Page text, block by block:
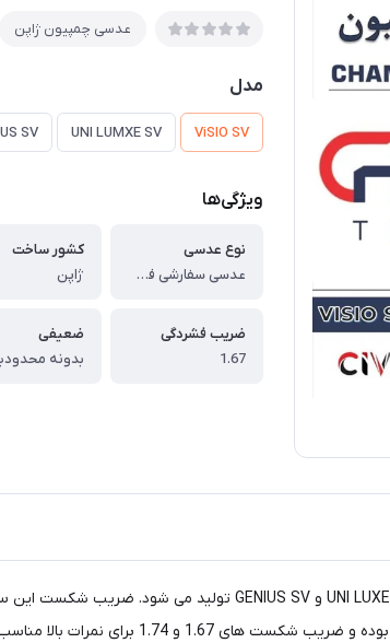
عدسی چمپیون ژاپن
مدل
ViSIO SV
UNI LUMXE SV
SV
ویژگی‌ها
نوع عدسی
عدسی سفارشی فشرده چمپیون فری فرم CHAMPION RX Free Form Clear 1.67
کشور ساخت
ژاپن
ضریب فشردگی
1.67
ضعیفی
بدونه
این عدسی برای عینک های فریم